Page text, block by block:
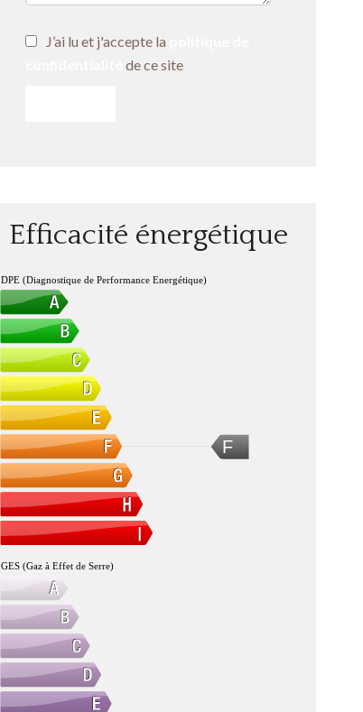
J’ai lu et j'accepte la
de ce site
Efficacité énergétique
F
DPE (Diagnostique de Performance Energétique)
GES (Gaz à Effet de Serre)